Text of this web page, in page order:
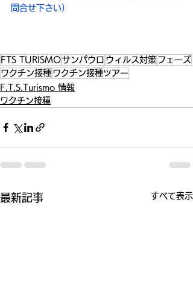
問合せ下さい)
FTS TURISMOサンパウロ ウィルス対策 フェーズ
ワクチン接種 ワクチン接種ツアー
F.T.S.Turismo 情報
ワクチン接種
最新記事 すべて表示